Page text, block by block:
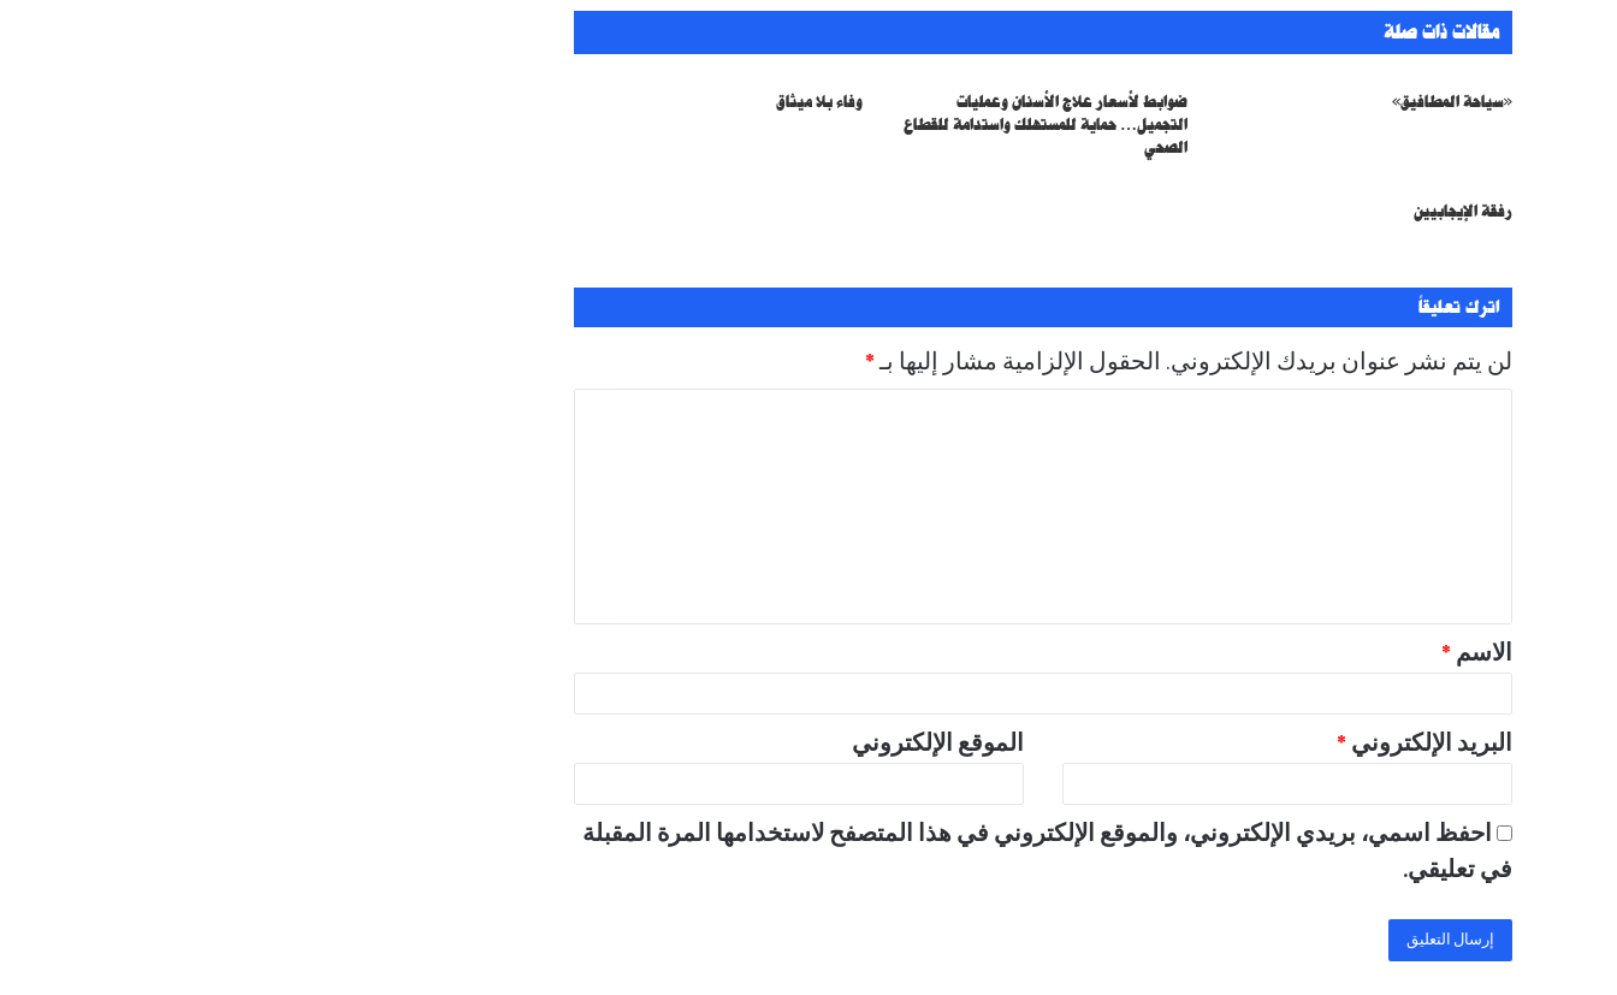
ك
ا
إ
و
مقالات ذات صلة
«سياحة المطافيق»
ضوابط لأسعار علاج الأسنان وعمليات
التجميل… حماية للمستهلك واستدامة للقطاع
الصحي
وفاء بلا ميثاق
رفقة الإيجابيين
اترك تعليقاً
لن يتم نشر عنوان بريدك الإلكتروني. الحقول الإلزامية مشار إليها بـ*
ق
*
الاسم *
البريد الإلكتروني * الموقع الإلكتروني
احفظ اسمي، بريدي الإلكتروني، والموقع الإلكتروني في هذا المتصفح لاستخدامها المرة المقبلة
في تعليقي.